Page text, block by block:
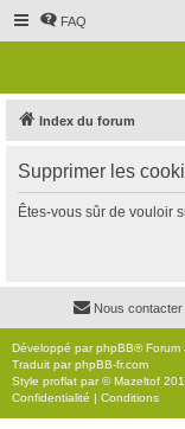
FAQ
Index du forum
Supprimer les
Êtes-vous sûr de vouloir
Nous contacter
Développé parphpBB® Forum
Traduit parphpBB-fr.com
Style proflat par ©Mazeltof
Confidentialité | Conditions